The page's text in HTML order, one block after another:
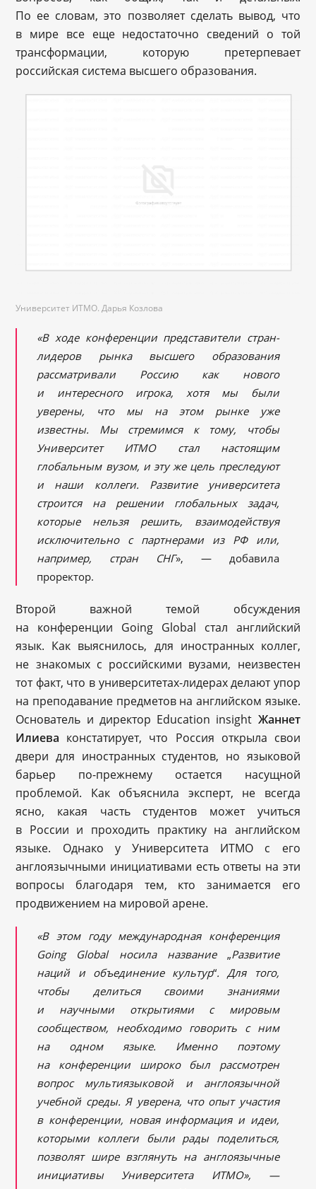
По ее словам, это позволяет сделать вывод, что
в мире все еще недостаточно сведений о той
трансформации, которую претерпевает
российская система высшего образования.
Университет ИТМО. Дарья Козлова
«В ходе конференции представители стран-
лидеров рынка высшего образования
рассматривали Россию как нового
и интересного игрока, хотя мы были
уверены, что мы на этом рынке уже
известны. Мы стремимся к тому, чтобы
Университет ИТМО стал настоящим
глобальным вузом, и эту же цель преследуют
и наши коллеги. Развитие университета
строится на решении глобальных задач,
которые нельзя решить, взаимодействуя
исключительно с партнерами из РФ или,
например, стран СНГ», — добавила
проректор.
Второй важной темой обсуждения
на конференции Going Global стал английский
язык. Как выяснилось, для иностранных коллег,
не знакомых с российскими вузами, неизвестен
тот факт, что в университетах-лидерах делают упор
на преподавание предметов на английском языке.
Основатель и директор Education insight Жаннет
Илиева констатирует, что Россия открыла свои
двери для иностранных студентов, но языковой
барьер по-прежнему остается насущной
проблемой. Как объяснила эксперт, не всегда
ясно, какая часть студентов может учиться
в России и проходить практику на английском
языке. Однако у Университета ИТМО с его
англоязычными инициативами есть ответы на эти
вопросы благодаря тем, кто занимается его
продвижением на мировой арене.
«В этом году международная конференция
Going Global носила название „Развитие
наций и объединение культур“. Для того,
чтобы делиться своими знаниями
и научными открытиями с мировым
сообществом, необходимо говорить с ним
на одном языке. Именно поэтому
на конференции широко был рассмотрен
вопрос мультиязыковой и англоязычной
учебной среды. Я уверена, что опыт участия
в конференции, новая информация и идеи,
которыми коллеги были рады поделиться,
позволят шире взглянуть на англоязычные
инициативы Университета ИТМО», —